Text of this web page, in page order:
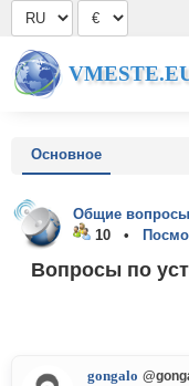
Основное
Общие
10 •
Вопросы по
gongalo